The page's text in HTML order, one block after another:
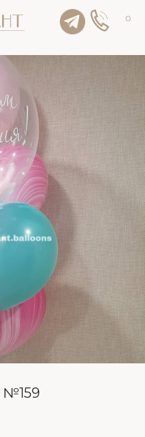
0
№159